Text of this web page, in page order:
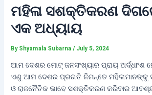
ମହିଳା ସଶକ୍ତିକରଣ
ଏକ ଅଧ୍ୟାୟ
By Shyamala Subarna/ July 5, 2024
ଆମ ଦେଶର ମୋଟ୍ ଜନସଂଖ୍ୟାର ପ୍ରାୟ ଅର୍ଦ୍ଧାଂଶ
ଏଣୁ ଆମ ଦେଶର ପ୍ରଗତି ନିମନ୍ତେ ମହିଳାମାନଙ୍କୁ
ଓ ରାଜନୈତିକ ଭାବେ ସଶକ୍ତିକରଣ କରିବାର